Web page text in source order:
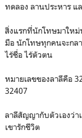
ทดลอง ลานประหาร แ
สิ่งแรกที่นักโทษมาให
มือ นักโทษทุกคนจะกล
ไร้ชื่อ ไร้ตัวตน
หมายเลขของลาลีคือ
32407
ลาลีสัญญากับตัวเองว่า
เขารักชีวิต